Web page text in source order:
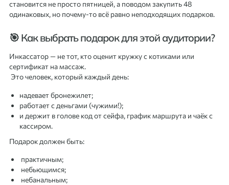
становится не просто пятницей, а поводом закупить 48
одинаковых, но почему-то всё равно неподходящих подарков.
🎯 Как выбрать подарок для этой аудитории?
Инкассатор — не тот, кто оценит кружку с котиками или
сертификат на массаж.
Это человек, который каждый день:
надевает бронежилет;
работает с деньгами (чужими!);
и держит в голове код от сейфа, график маршрута и чаёк с
кассиром.
Подарок должен быть:
практичным;
небьющимся;
небанальным;